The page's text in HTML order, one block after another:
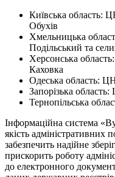
Київська область:
Обухів
Хмельницька
Подільський та
Херсонська
Каховка
Одеська область:
Запорізька
Тернопільська
Інформаційна система
якість
забезпечить надійне
прискорить роботу
до електронного